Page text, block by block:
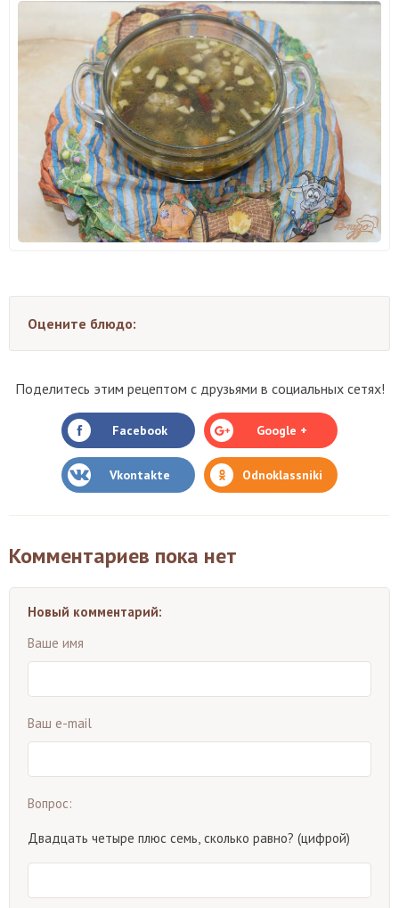
Оцените блюдо:
Поделитесь этим рецептом с друзьями в социальных сетях!
Facebook Google +
Vkontakte Odnoklassniki
Комментариев пока нет
Новый комментарий:
Ваше имя
Ваш e-mail
Вопрос:
Двадцать четыре плюс семь, сколько равно? (цифрой)